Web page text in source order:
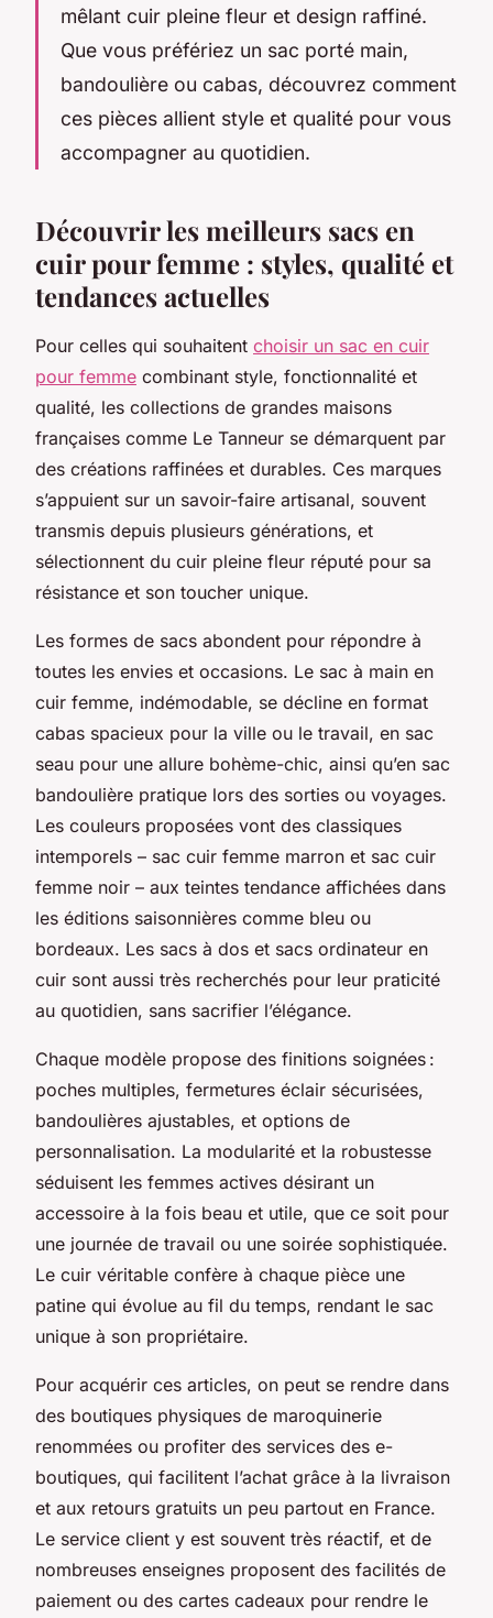
mêlant cuir pleine fleur et design raffiné.
Que vous préfériez un sac porté main,
bandoulière ou cabas, découvrez comment
ces pièces allient style et qualité pour vous
accompagner au quotidien.
Découvrir les meilleurs sacs en
cuir pour femme : styles, qualité et
tendances actuelles
Pour celles qui souhaitent choisir un sac en cuir
pour femme combinant style, fonctionnalité et
qualité, les collections de grandes maisons
françaises comme Le Tanneur se démarquent par
des créations raffinées et durables. Ces marques
s’appuient sur un savoir-faire artisanal, souvent
transmis depuis plusieurs générations, et
sélectionnent du cuir pleine fleur réputé pour sa
résistance et son toucher unique.
Les formes de sacs abondent pour répondre à
toutes les envies et occasions. Le sac à main en
cuir femme, indémodable, se décline en format
cabas spacieux pour la ville ou le travail, en sac
seau pour une allure bohème-chic, ainsi qu’en sac
bandoulière pratique lors des sorties ou voyages.
Les couleurs proposées vont des classiques
intemporels – sac cuir femme marron et sac cuir
femme noir – aux teintes tendance affichées dans
les éditions saisonnières comme bleu ou
bordeaux. Les sacs à dos et sacs ordinateur en
cuir sont aussi très recherchés pour leur praticité
au quotidien, sans sacrifier l’élégance.
Chaque modèle propose des finitions soignées :
poches multiples, fermetures éclair sécurisées,
bandoulières ajustables, et options de
personnalisation. La modularité et la robustesse
séduisent les femmes actives désirant un
accessoire à la fois beau et utile, que ce soit pour
une journée de travail ou une soirée sophistiquée.
Le cuir véritable confère à chaque pièce une
patine qui évolue au fil du temps, rendant le sac
unique à son propriétaire.
Pour acquérir ces articles, on peut se rendre dans
des boutiques physiques de maroquinerie
renommées ou profiter des services des e-
boutiques, qui facilitent l’achat grâce à la livraison
et aux retours gratuits un peu partout en France.
Le service client y est souvent très réactif, et de
nombreuses enseignes proposent des facilités de
paiement ou des cartes cadeaux pour rendre le